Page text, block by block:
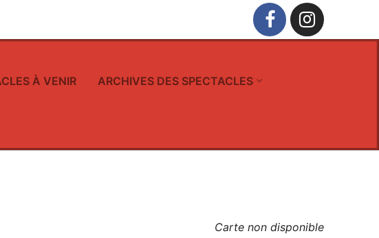
À VENIR
ARCHIVES DES SPECTACLES
Carte non disponible